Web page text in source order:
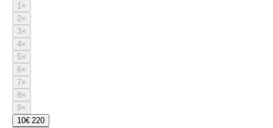
1×
2×
3×
4×
5×
6×
7×
8×
9×
10€ 220